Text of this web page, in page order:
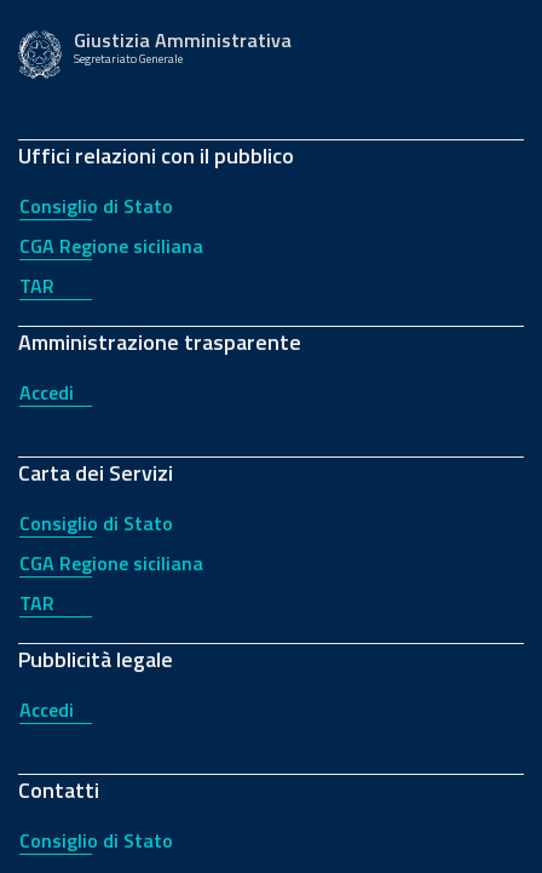
Giustizia Amministrativa
Segretariato Generale
Uffici relazioni con il pubblico
Consiglio di Stato
CGA Regione siciliana
TAR
Amministrazione trasparente
Accedi
Carta dei Servizi
Consiglio di Stato
CGA Regione siciliana
TAR
Pubblicità legale
Accedi
Contatti
Consiglio di Stato